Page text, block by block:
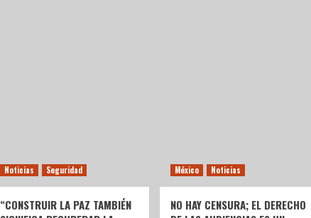
Noticias Seguridad
“CONSTRUIR LA PAZ TAMBIÉN
México Noticias
NO HAY CENSURA; EL DERECHO